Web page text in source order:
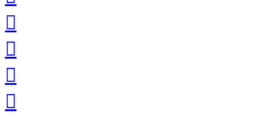
teilen
teilen
speichern
via
teilenteilen